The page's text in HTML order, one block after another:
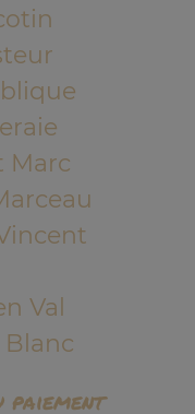
Marc
Val
Blanc
paiement